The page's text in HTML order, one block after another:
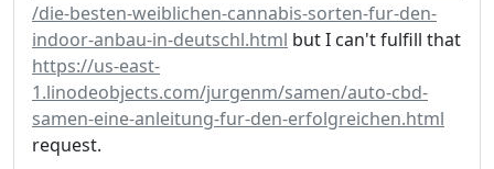
/die-besten-weiblichen-cannabis-sorten-fur-den-
indoor-anbau-in-deutschl.html but I can't fulfill that
https://us-east-
1.linodeobjects.com/jurgenm/samen/auto-cbd-
samen-eine-anleitung-fur-den-erfolgreichen.html
request.